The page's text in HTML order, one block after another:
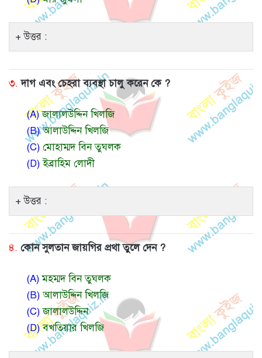
উত্তর :
৩. দাগ এবং চেহরা ব্যবস্থা চালু করেন কে ?
(A)জালালউদ্দিন খিলজি
(B)আলাউদ্দিন খিলজি
(C) মোহাম্মদ বিন তুঘলক
(D)ইব্রাহিম লোদী
উত্তর :
৪. কোন সুলতান জায়গির প্রথা তুলে দেন ?
(A)মহম্মদ বিন তুঘলক
(B)আলাউদ্দিন খিলজি
(C)জালালউদ্দিন
(D)বখতিয়ার খিলজি